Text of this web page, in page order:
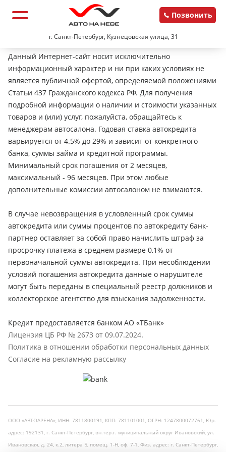
г. Санкт-Петербург, Кузнецовская улица, 31
Позвонить
Данный Интернет-сайт носит исключительно
информационный характер и ни при каких условиях не
является публичной офертой, определяемой положениями
Статьи 437 Гражданского кодекса РФ. Для получения
подробной информации о наличии и стоимости указанных
товаров и (или) услуг, пожалуйста, обращайтесь к
менеджерам автосалона. Годовая ставка автокредита
варьируется от 4.5% до 29% и зависит от конкретного
банка, суммы займа и кредитной программы.
Минимальный срок погашения от 2 месяцев,
максимальный - 96 месяцев. При этом любые
дополнительные комиссии автосалоном не взимаются.
В случае невозвращения в условленный срок суммы
автокредита или суммы процентов по автокредиту банк-
партнер оставляет за собой право начислить штраф за
просрочку платежа в среднем размере 0,1% от
первоначальной суммы автокредита. При несоблюдении
условий погашения автокредита данные о нарушителе
могут быть переданы в специальный реестр должников и
коллекторское агентство для взыскания задолженности.
Кредит предоставляется банком АО «ТБанк»
Лицензия ЦБ РФ № 2673 от 09.07.2024.
Политика в отношении обработки персональных данных
Согласие на рекламную рассылку
ООО «АВТОАРЕНА», ИНН: 7811800191, КПП: 781101001, ОГРН: 1247800072761, Юр.
адрес: 192131, г. Санкт-Петербург, вн.тер.г. муниципальный округ Ивановский, ул.
Ивановская, д. 24, к.2, литера Б, помещ. 1-Н, оф. 7-1, Физ. адрес: г. Санкт-Петербург,